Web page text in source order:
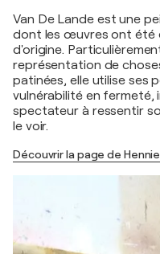
Van De Lande est une
dont les œuvres ont été
d'origine.
représentation de
patinées, elle utilise ses
vulnérabilité en fermeté,
spectateur à ressentir
le voir.
Découvrir la page de